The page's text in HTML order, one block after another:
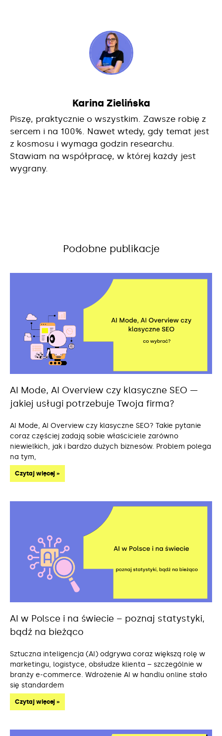
Karina Zielińska
Piszę, praktycznie o wszystkim. Zawsze robię z
sercem i na 100%. Nawet wtedy, gdy temat jest
z kosmosu i wymaga godzin researchu.
Stawiam na współpracę, w której każdy jest
wygrany.
Podobne publikacje
AI Mode, AI Overview czy klasyczne SEO —
jakiej usługi potrzebuje Twoja firma?
AI Mode, AI Overview czy klasyczne SEO? Takie pytanie
coraz częściej zadają sobie właściciele zarówno
niewielkich, jak i bardzo dużych biznesów. Problem polega
na tym,
Czytaj więcej »
AI w Polsce i na świecie – poznaj statystyki,
bądź na bieżąco
Sztuczna inteligencja (AI) odgrywa coraz większą rolę w
marketingu, logistyce, obsłudze klienta – szczególnie w
branży e-commerce. Wdrożenie AI w handlu online stało
się standardem
Czytaj więcej »